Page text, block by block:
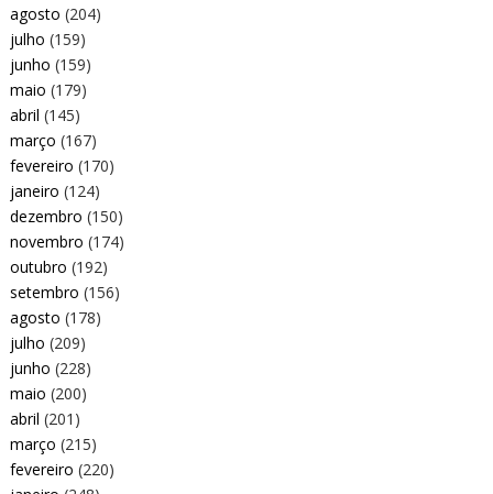
agosto (204)
julho (159)
junho (159)
maio (179)
abril (145)
março (167)
fevereiro (170)
janeiro (124)
dezembro (150)
novembro (174)
outubro (192)
setembro (156)
agosto (178)
julho (209)
junho (228)
maio (200)
abril (201)
março (215)
fevereiro (220)